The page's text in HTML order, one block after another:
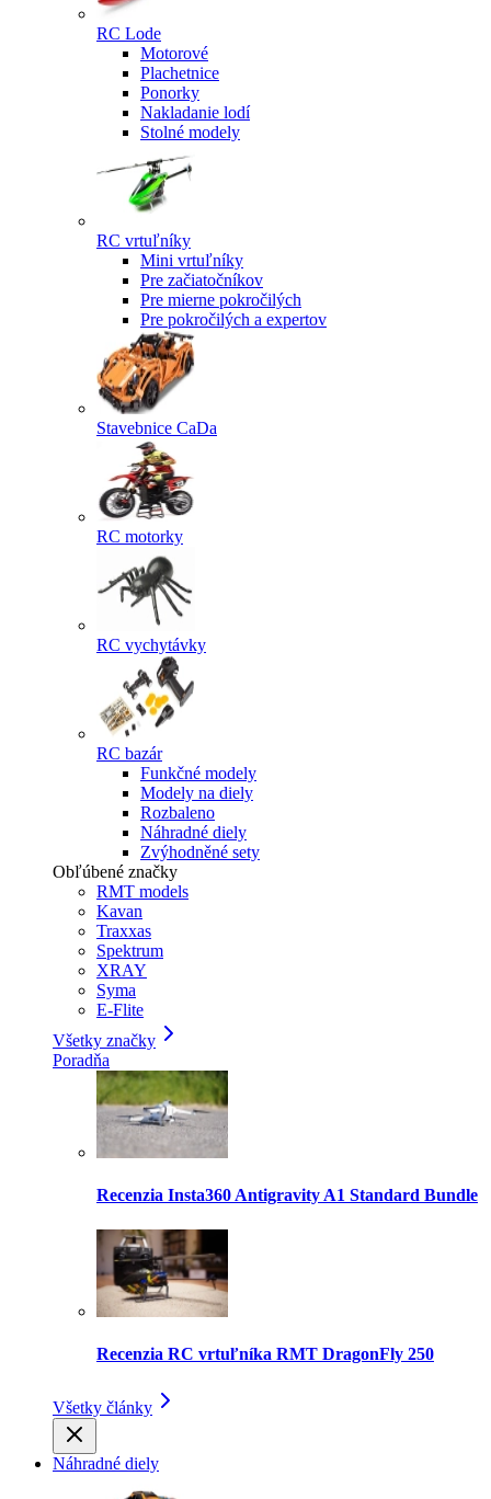
RC Lode
Motorové
Plachetnice
Ponorky
Nakladanie lodí
Stolné modely
RC vrtuľníky
Mini vrtuľníky
Pre začiatočníkov
Pre mierne pokročilých
Pre pokročilých a expertov
Stavebnice CaDa
RC motorky
RC vychytávky
RC bazár
Funkčné modely
Modely na diely
Rozbaleno
Náhradné diely
Zvýhodněné sety
Obľúbené značky
RMT models
Kavan
Traxxas
Spektrum
XRAY
Syma
E-Flite
Všetky značky
Poradňa
Recenzia Insta360 Antigravity A1 Standard Bundle
Recenzia RC vrtuľníka RMT DragonFly 250
Všetky články
Náhradné diely